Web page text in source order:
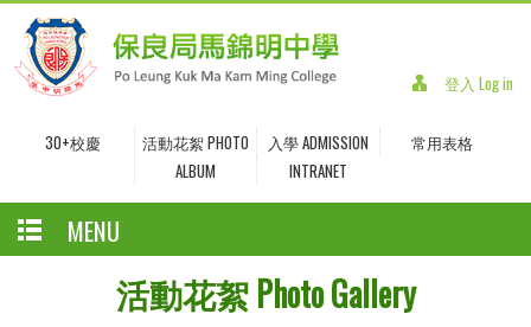
登入 Log in
30+校慶
活動花絮 PHOTO
ALBUM
入學 ADMISSION
常用表格
INTRANET
MENU
活動花絮 Photo Gallery